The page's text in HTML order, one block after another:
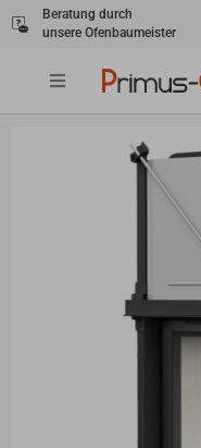
Zum
Inhalt
Beratung durch
unsere Ofenbaumeister